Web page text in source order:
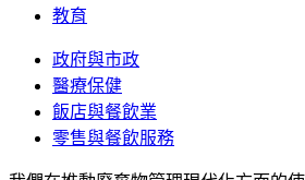
教育
政府與市政
醫療保健
飯店與餐飲業
零售與餐飲服務